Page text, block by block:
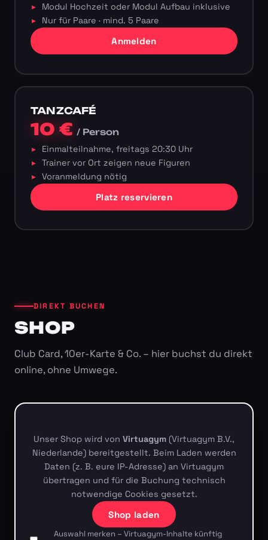
Modul Hochzeit oder Modul Aufbau inklusive
Nur für Paare · mind. 5 Paare
Anmelden
TANZCAFÉ
10 €/ Person
Einmalteilnahme, freitags 20:30 Uhr
Trainer vor Ort zeigen neue Figuren
Voranmeldung nötig
Platz reservieren
DIREKT BUCHEN
SHOP
Club Card, 10er-Karte & Co. – hier buchst du direkt
online, ohne Umwege.
Unser Shop wird von Virtuagym (Virtuagym B.V.,
Niederlande) bereitgestellt. Beim Laden werden
Daten (z. B. eure IP-Adresse) an Virtuagym
übertragen und für die Buchung technisch
notwendige Cookies gesetzt.
Shop laden
Auswahl merken – Virtuagym-Inhalte künftig